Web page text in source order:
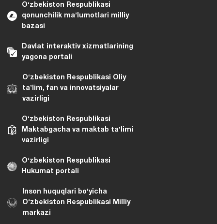
Oʻzbekiston Respublikasi
qonunchilik maʼlumotlari milliy
bazasi
Davlat interaktiv xizmatlarining
yagona portali
Oʻzbekiston Respublikasi Oliy
taʼlim, fan va innovatsiyalar
vazirligi
Oʻzbekiston Respublikasi
Maktabgacha va maktab taʼlimi
vazirligi
Oʻzbekiston Respublikasi
Hukumat portali
Inson huquqlari bo‘yicha
O‘zbekiston Respublikasi Milliy
markazi